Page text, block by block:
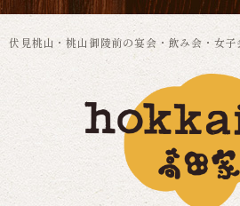
伏見桃山・桃山御陵前の宴会・飲み会・女